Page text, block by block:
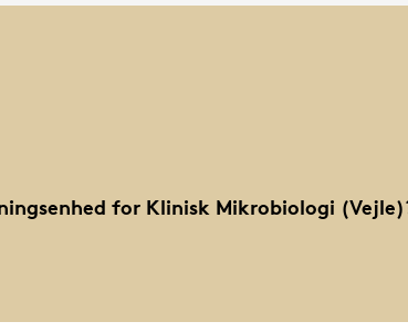
for Klinisk Mikrobiologi